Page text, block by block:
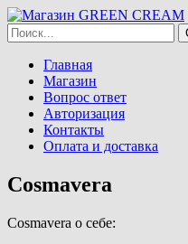
Главная
Магазин
Вопрос ответ
Авторизация
Контакты
Оплата и доставка
Cosmavera
Cosmavera о себе: